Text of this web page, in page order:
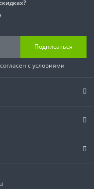
Подписаться
с условиями